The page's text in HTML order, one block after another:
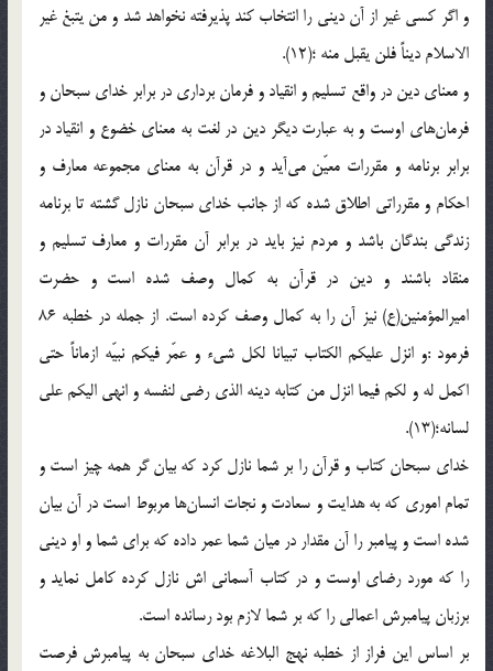
و اگر كسى غير از آن دينى را انتخاب كند پذيرفته نخواهد شد و من يتبغ غير
الاسلام ديناً فلن يقبل منه ؛(12).
و معناى دين در واقع تسليم و انقياد و فرمان بردارى در برابر خداى سبحان و
فرمان‌هاى اوست و به عبارت ديگر دين در لغت به معناى خضوع و انقياد در
برابر برنامه و مقررات معيّن مى‌آيد و در قرآن به معناى مجموعه معارف و
احكام و مقرراتى اطلاق شده كه از جانب خداى سبحان نازل گشته تا برنامه
زندگى بندگان باشد و مردم نيز بايد در برابر آن مقررات و معارف تسليم و
منقاد باشند و دين در قرآن به كمال وصف شده است و حضرت
اميرالمؤمنين(ع) نيز آن را به كمال وصف كرده است. از جمله در خطبه 86
فرمود :و انزل عليكم الكتاب تبيانا لكل شى‌ء و عمّر فيكم نبيّه ازماناً حتى
اكمل له و لكم فيما انزل من كتابه دينه الذى رضى لنفسه و انهى اليكم على
لسانه؛(13).
خداى سبحان كتاب و قرآن را بر شما نازل كرد كه بيان گر همه چيز است و
تمام امورى كه به هدايت و سعادت و نجات انسان‌ها مربوط است در آن بيان
شده است و پيامبر را آن مقدار در ميان شما عمر داده كه براى شما و او دينى
را كه مورد رضاى اوست و در كتاب آسمانى اش نازل كرده كامل نمايد و
برزبان پيامبرش اعمالى را كه بر شما لازم بود رسانده است.
بر اساس اين فراز از خطبه نهج البلاغه خداى سبحان به پيامبرش فرصت